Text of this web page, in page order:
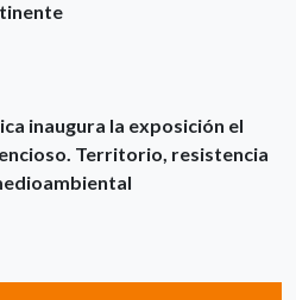
inaugura la exposición el
Territorio, resistencia